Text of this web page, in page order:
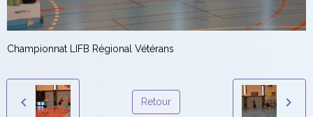
Championnat LIFB Régional Vétérans
Retour